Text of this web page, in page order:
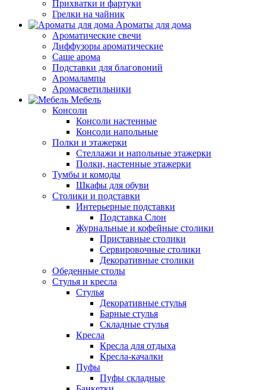
Прихватки и фартуки
Грелки на чайник
Ароматы для дома
Ароматические свечи
Диффузоры ароматические
Саше арома
Подставки для благовоний
Аромалампы
Аромасветильники
Мебель
Консоли
Консоли настенные
Консоли напольные
Полки и этажерки
Стеллажи и напольные этажерки
Полки, настенные этажерки
Тумбы и комоды
Шкафы для обуви
Столики и подставки
Интерьерные подставки
Подставка Слон
Журнальные и кофейные столики
Приставные столики
Сервировочные столики
Декоративные столики
Обеденные столы
Стулья и кресла
Стулья
Декоративные стулья
Барные стулья
Складные стулья
Кресла
Кресла для отдыха
Кресла-качалки
Пуфы
Пуфы складные